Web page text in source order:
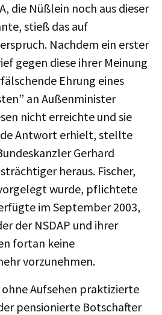
die Nüßlein noch aus dieser
stieß das auf
Nachdem ein erster
gegen diese ihrer Meinung
Ehrung eines
an Außenminister
nicht erreichte und sie
Antwort erhielt, stellte
Gerhard
heraus. Fischer,
wurde, pflichtete
im September 2003,
der NSDAP und ihrer
fortan keine
vorzunehmen.
ohne Aufsehen praktizierte
pensionierte Botschafter